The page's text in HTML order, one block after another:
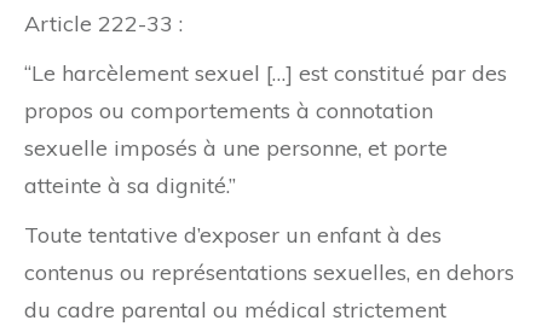
Article 222-33 :
“Le harcèlement sexuel […] est constitué par des
propos ou comportements à connotation
sexuelle imposés à une personne, et porte
atteinte à sa dignité.”
Toute tentative d’exposer un enfant à des
contenus ou représentations sexuelles, en dehors
du cadre parental ou médical strictement